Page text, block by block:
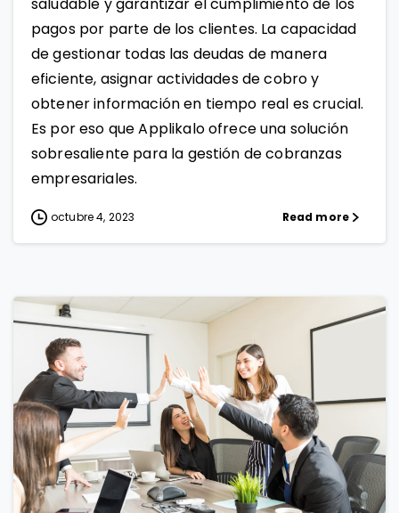
pagos por parte de los clientes. La capacidad
de gestionar todas las deudas de manera
eficiente, asignar actividades de cobro y
obtener información en tiempo real es crucial.
Es por eso que Applikalo ofrece una solución
sobresaliente para la gestión de cobranzas
empresariales.
octubre 4, 2023 Read more
0 1